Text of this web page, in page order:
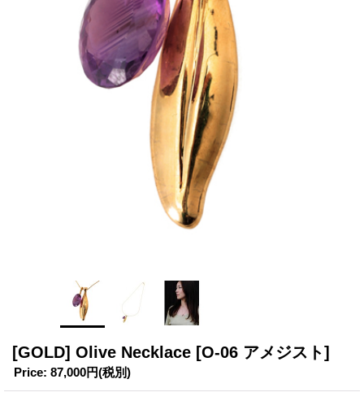
[GOLD] Olive Necklace [O-06 アメジスト]
Price: 87,000円(税別)